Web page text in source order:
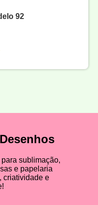
92
sublimação,
e papelaria
criatividade e